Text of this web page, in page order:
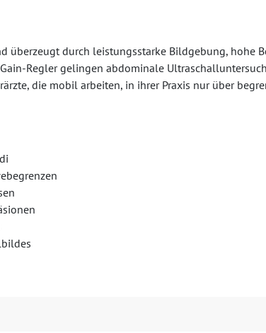
überzeugt durch leistungsstarke Bildgebung, hohe
Regler gelingen abdominale
die mobil arbeiten, in ihrer Praxis nur über